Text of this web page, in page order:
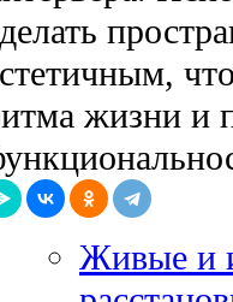
жизни и
Живые и